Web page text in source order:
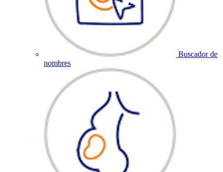
Buscador de
nombres